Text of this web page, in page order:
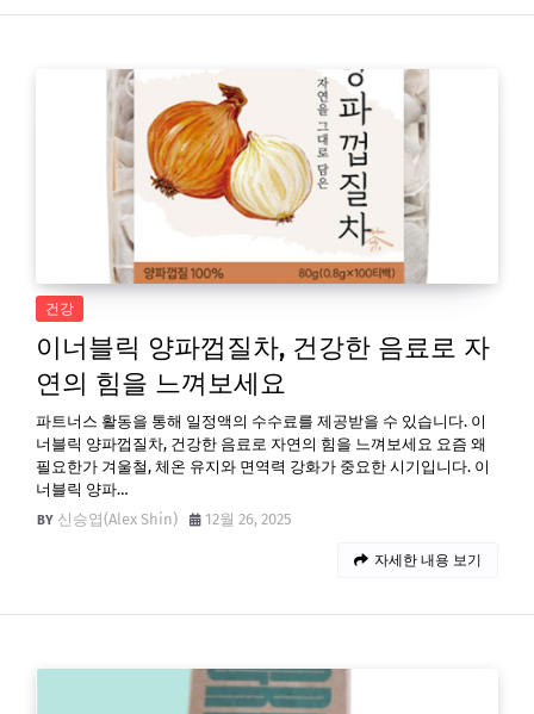
건강
이너블릭 양파껍질차, 건강한 음료로 자
연의 힘을 느껴보세요
파트너스 활동을 통해 일정액의 수수료를 제공받을 수 있습니다. 이
너블릭 양파껍질차, 건강한 음료로 자연의 힘을 느껴보세요 요즘 왜
필요한가 겨울철, 체온 유지와 면역력 강화가 중요한 시기입니다. 이
너블릭 양파…
신승엽(Alex Shin)
12월 26, 2025
자세한 내용 보기